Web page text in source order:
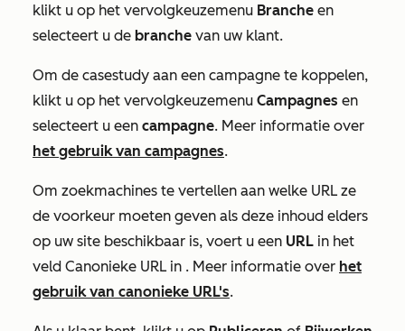
klikt u op het vervolgkeuzemenu Branche en
selecteert u de branche van uw klant.
Om de casestudy aan een campagne te koppelen,
klikt u op het vervolgkeuzemenu Campagnes en
selecteert u een campagne. Meer informatie over
het gebruik van campagnes.
Om zoekmachines te vertellen aan welke URL ze
de voorkeur moeten geven als deze inhoud elders
op uw site beschikbaar is, voert u een URL in het
veld Canonieke URL in . Meer informatie over het
gebruik van canonieke URL's.